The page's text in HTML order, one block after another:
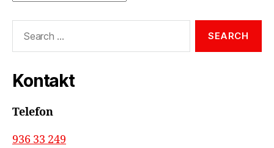
Kontakt
Telefon
936 33 249